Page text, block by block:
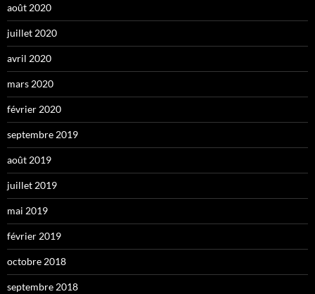
août 2020
juillet 2020
avril 2020
mars 2020
février 2020
septembre 2019
août 2019
juillet 2019
mai 2019
février 2019
octobre 2018
septembre 2018